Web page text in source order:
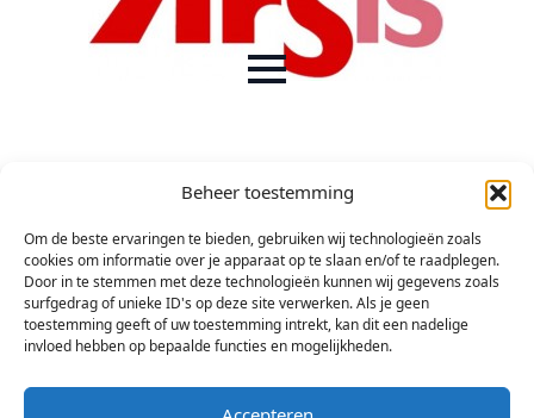
Beheer toestemming
Om de beste ervaringen te bieden, gebruiken wij technologieën zoals
cookies om informatie over je apparaat op te slaan en/of te raadplegen.
Door in te stemmen met deze technologieën kunnen wij gegevens zoals
surfgedrag of unieke ID's op deze site verwerken. Als je geen
toestemming geeft of uw toestemming intrekt, kan dit een nadelige
invloed hebben op bepaalde functies en mogelijkheden.